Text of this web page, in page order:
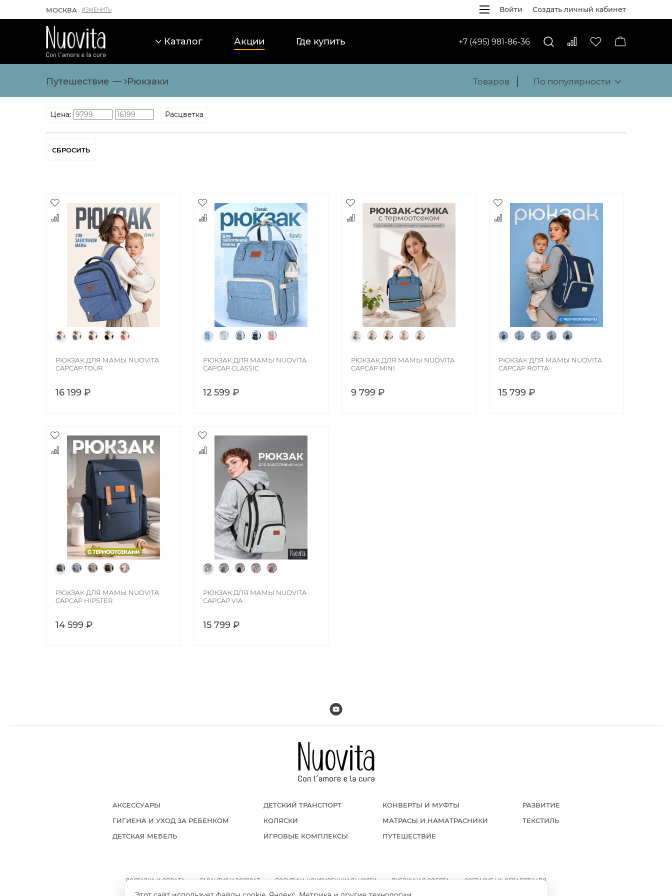
МОСКВА ИЗМЕНИТЬ Войти Создать личный кабинет
Каталог Акции Где купить +7 (495) 981-86-36
Каталог товаров
Путешествие Рюкзаки Товаров
Цена: Расцветка
Товары
РЮКЗАК ДЛЯ МАМЫ NUOVITA
CAPCAP TOUR
16 199 ₽
РЮКЗАК ДЛЯ МАМЫ NUOVITA
CAPCAP CLASSIC
12 599 ₽
РЮКЗАК ДЛЯ МАМЫ NUOVITA
CAPCAP MINI
9 799 ₽
РЮКЗАК ДЛЯ МАМЫ NUOVITA
CAPCAP ROTTA
15 799 ₽
РЮКЗАК ДЛЯ МАМЫ NUOVITA
CAPCAP HIPSTER
14 599 ₽
РЮКЗАК ДЛЯ МАМЫ NUOVITA
CAPCAP VIA
15 799 ₽
АКСЕССУАРЫ
ГИГИЕНА И УХОД ЗА РЕБЕНКОМ
ДЕТСКАЯ МЕБЕЛЬ
ДЕТСКИЙ ТРАНСПОРТ
КОЛЯСКИ
ИГРОВЫЕ КОМПЛЕКСЫ
КОНВЕРТЫ И МУФТЫ
МАТРАСЫ И НАМАТРАСНИКИ
ПУТЕШЕСТВИЕ
РАЗВИТИЕ
ТЕКСТИЛЬ
ДОСТАВКА И ОПЛАТА ГАРАНТИЯ И ВОЗВРАТ ПОЛИТИКА КОНФИДЕНЦИАЛЬНОСТИ ПУБЛИЧНАЯ ОФЕРТА СОГЛАСИЕ НА ОБРАБОТКУ ПД